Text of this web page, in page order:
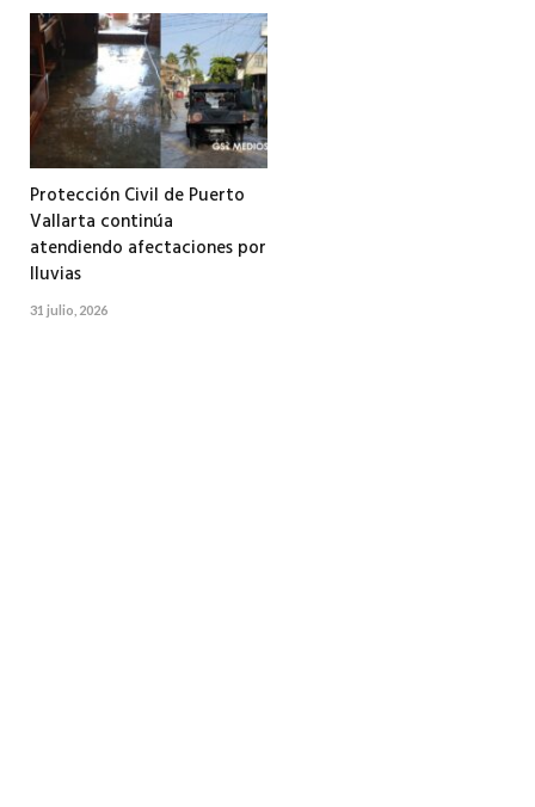
Protección Civil de Puerto
Vallarta continúa
atendiendo afectaciones por
lluvias
31 julio, 2026